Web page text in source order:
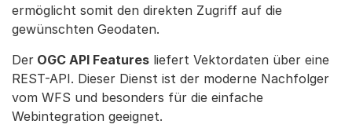
ermöglicht somit den direkten Zugriff auf die
gewünschten Geodaten.
Der OGC API Features liefert Vektordaten über eine
REST-API. Dieser Dienst ist der moderne Nachfolger
vom WFS und besonders für die einfache
Webintegration geeignet.